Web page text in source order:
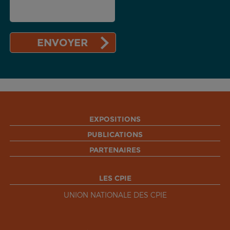
EXPOSITIONS
PUBLICATIONS
PARTENAIRES
LES CPIE
UNION NATIONALE DES CPIE